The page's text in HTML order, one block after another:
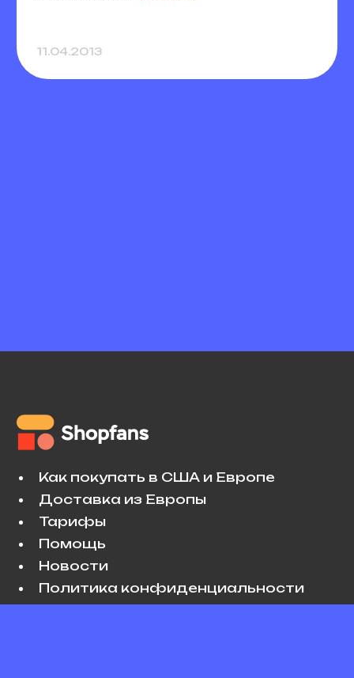
11.04.2013
Как покупать в США и Европе
Доставка из Европы
Тарифы
Помощь
Новости
Политика конфиденциальности